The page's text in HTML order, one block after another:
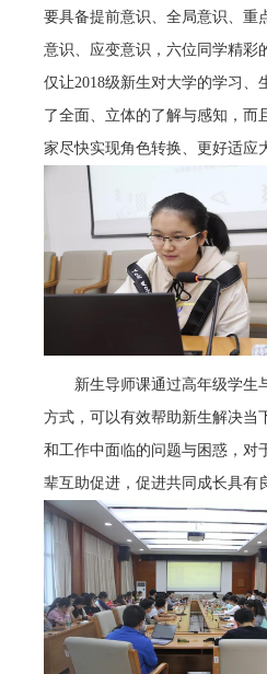
要具备提前意识、全局意识、重
意识、应变意识，六位同学精彩
仅让2018级新生对大学的学习、
了全面、立体的了解与感知，而
家尽快实现角色转换、更好适应
新生导师课通过高年级学生
方式，可以有效帮助新生解决当
和工作中面临的问题与困惑，对
辈互助促进，促进共同成长具有